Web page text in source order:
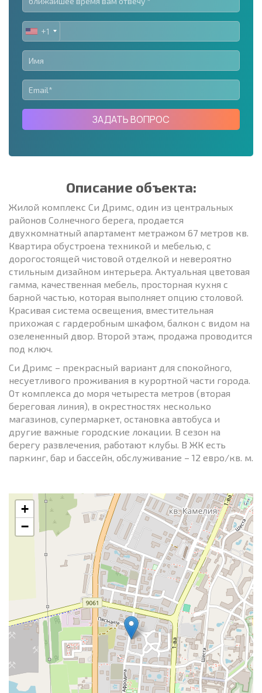
UNITED
STATES
+1
+1
ЗАДАТЬ ВОПРОС
Описание объекта:
Жилой комплекс Си Дримс, один из центральных
районов Солнечного берега, продается
двухкомнатный апартамент метражом 67 метров кв.
Квартира обустроена техникой и мебелью, с
дорогостоящей чистовой отделкой и невероятно
стильным дизайном интерьера. Актуальная цветовая
гамма, качественная мебель, просторная кухня с
барной частью, которая выполняет опцию столовой.
Красивая система освещения, вместительная
прихожая с гардеробным шкафом, балкон с видом на
озелененный двор. Второй этаж, продажа проводится
под ключ.
Си Дримс – прекрасный вариант для спокойного,
несуетливого проживания в курортной части города.
От комплекса до моря четыреста метров (вторая
береговая линия), в окрестностях несколько
магазинов, супермаркет, остановка автобуса и
другие важные городские локации. В сезон на
берегу развлечения, работают клубы. В ЖК есть
паркинг, бар и бассейн, обслуживание – 12 евро/кв. м.
+
−